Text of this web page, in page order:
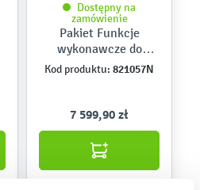
Dostępny na
zamówienie
Pakiet Funkcje
wykonawcze do
Magicznego Dywanu
4.0 i Kinebi 5.0
Kod produktu: 821057N
7 599,90 zł